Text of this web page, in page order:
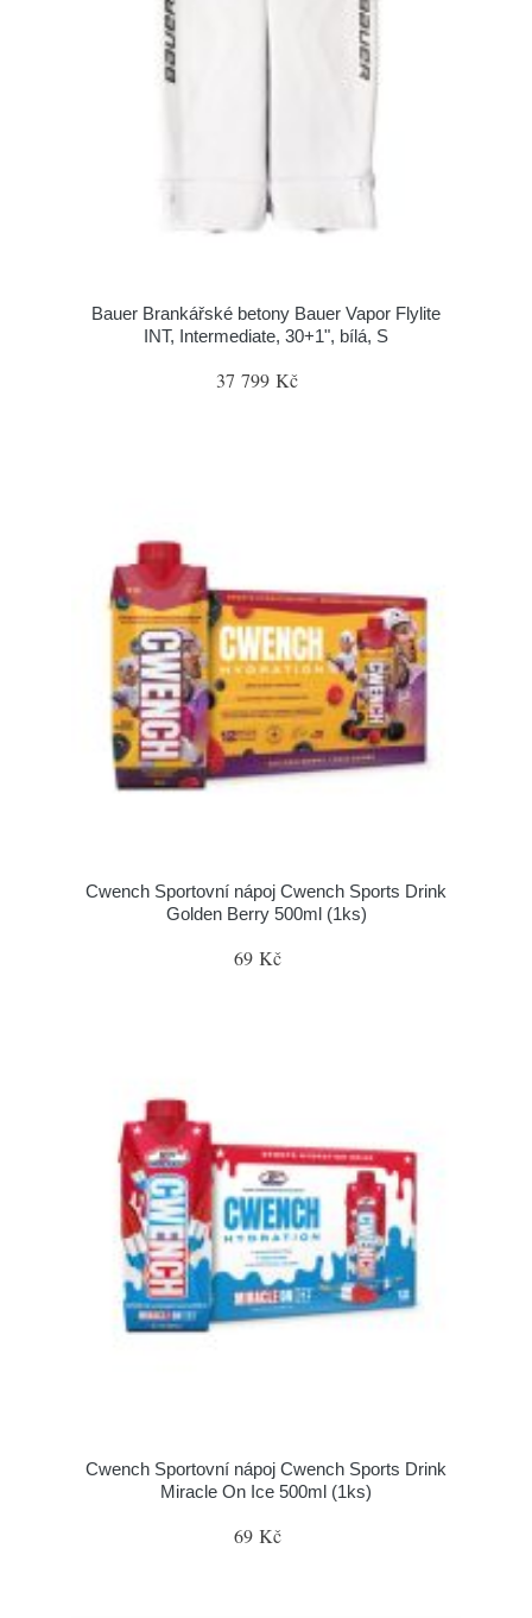
Bauer Brankářské betony Bauer Vapor Flylite
INT, Intermediate, 30+1", bílá, S
37 799 Kč
Cwench Sportovní nápoj Cwench Sports Drink
Golden Berry 500ml (1ks)
69 Kč
Cwench Sportovní nápoj Cwench Sports Drink
Miracle On Ice 500ml (1ks)
69 Kč